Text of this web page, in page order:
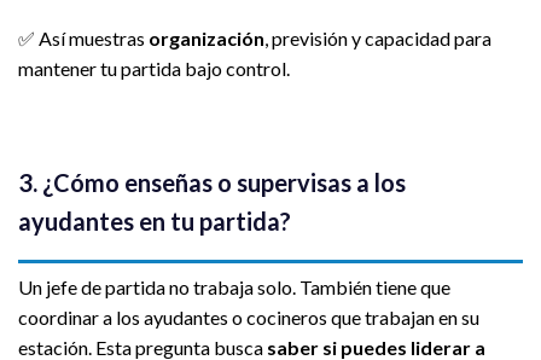
✅ Así muestras organización, previsión y capacidad para
mantener tu partida bajo control.
3. ¿Cómo enseñas o supervisas a los
ayudantes en tu partida?
Un jefe de partida no trabaja solo. También tiene que
coordinar a los ayudantes o cocineros que trabajan en su
estación. Esta pregunta busca saber si puedes liderar a